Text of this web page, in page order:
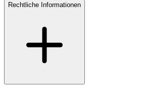
Rechtliche Informationen